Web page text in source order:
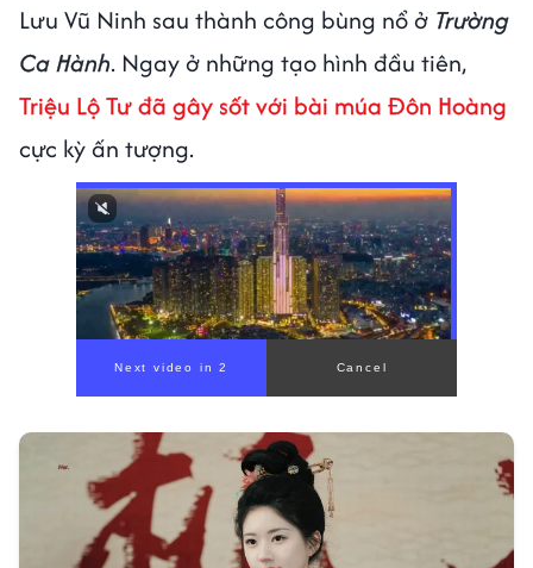
Lưu Vũ Ninh sau thành công bùng nổ ở Trường
Ca Hành. Ngay ở những tạo hình đầu tiên,
Triệu Lộ Tư đã gây sốt với bài múa Đôn Hoàng
cực kỳ ấn tượng.